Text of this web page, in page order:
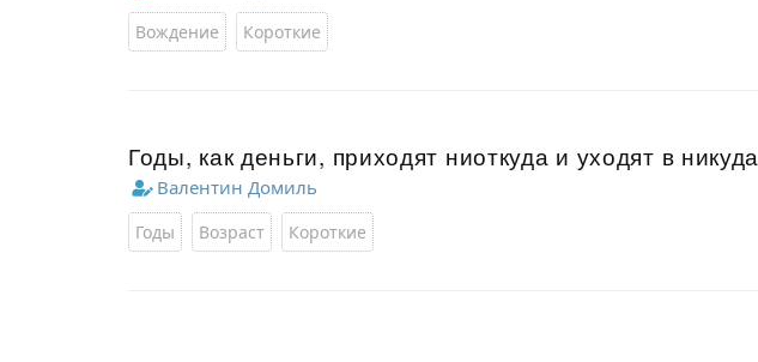
Вождение Короткие
Годы, как деньги, приходят ниоткуда и уходят в никуда
Валентин Домиль
Годы Возраст Короткие